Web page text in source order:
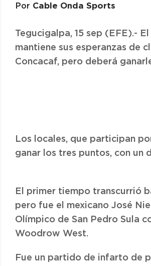
Por Cable Onda Sports
Tegucigalpa, 15 sep (EFE).-
mantiene sus esperanzas de
Concacaf, pero deberá
Los locales, que participan
ganar los tres puntos, con un
El primer tiempo transcurrió
pero fue el mexicano José
Olímpico de San Pedro Sula
Woodrow West.
Fue un partido de infarto de